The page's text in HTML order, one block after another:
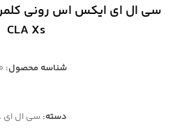
CLA Xs
شناسه محصول:
دسته: سی ال ای CLA